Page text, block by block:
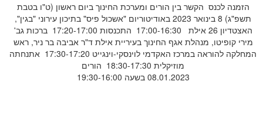
הזמנה לכנס הקשר בין הורים ומערכת החינוך ביום ראשון (ט"ו בטבת
תשפ"ג) 8 בינואר 2023 באודיטוריום "אשכול פיס" בתיכון עירוני "בגין",
האצטדיון 26 אילת 17:00-16:30 התכנסות 17:20-17:00 ברכות גב'
מירי קופיטו, מנהלת אגף החינוך בעיריית אילת ד"ר אביבה בר ניר, ראש
המחלקה להוראה במרכז האקדמי לוינסקי-וינגייט 17:30-17:20 אתנחתה
מוזיקלית 18:30-17:30 הורים
08.01.2023 בשעה 19:30-16:00